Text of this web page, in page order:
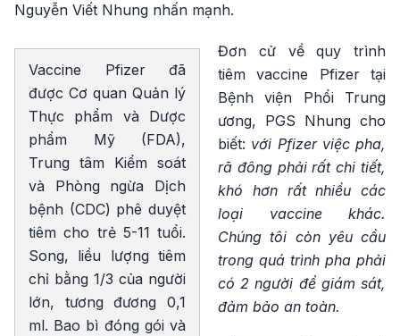
Nguyễn Viết Nhung nhấn mạnh.
Vaccine Pfizer đã
được Cơ quan Quản lý
Thực phẩm và Dược
phẩm Mỹ (FDA),
Trung tâm Kiểm soát
và Phòng ngừa Dịch
bệnh (CDC) phê duyệt
tiêm cho trẻ 5-11 tuổi.
Song, liều lượng tiêm
chỉ bằng 1/3 của người
lớn, tương đương 0,1
ml. Bao bì đóng gói và
Đơn cử về quy trình
tiêm vaccine Pfizer tại
Bệnh viện Phổi Trung
ương, PGS Nhung cho
biết: với Pfizer việc pha,
rã đông phải rất chi tiết,
khó hơn rất nhiều các
loại vaccine khác.
Chúng tôi còn yêu cầu
trong quá trình pha phải
có 2 người để giám sát,
đảm bảo an toàn.